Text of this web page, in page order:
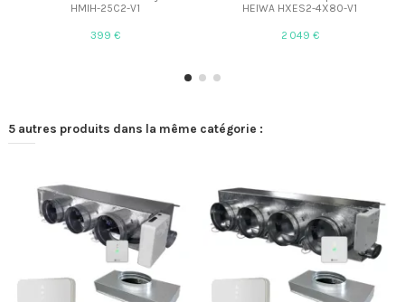
HMIH-25C2-V1
399 €
HEIWA HXES2-4X80-V1
2 049 €
5 autres produits dans la même catégorie :